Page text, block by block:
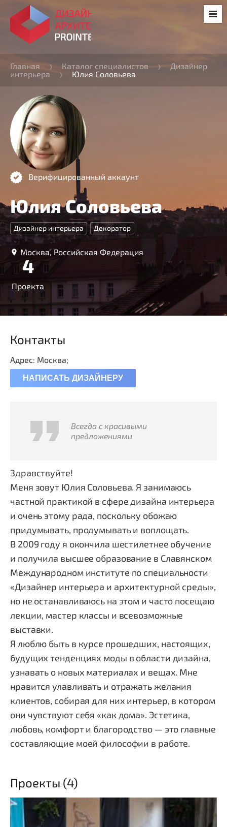
Главная Каталог специалистов
Дизайнер
интерьера
Юлия Соловьева
Верифицированный аккаунт
Юлия Соловьева
Дизайнер интерьера Декоратор
Москва, Российская Федерация
4
Проекта
Контакты
Адрес: Москва;
НАПИСАТЬ ДИЗАЙНЕРУ
Всегда с красивыми
предложениями
Здравствуйте!
Меня зовут Юлия Соловьева. Я занимаюсь
частной практикой в сфере дизайна интерьера
и очень этому рада, поскольку обожаю
придумывать, продумывать и воплощать.
В 2009 году я окончила шестилетнее обучение
и получила высшее образование в Cлавянском
Международном институте по специальности
«Дизайнер интерьера и архитектурной среды»,
но не останавливаюсь на этом и часто посещаю
лекции, мастер классы и всевозможные
выставки.
Я люблю быть в курсе прошедших, настоящих,
будущих тенденциях моды в области дизайна,
узнавать о новых материалах и вещах. Мне
нравится улавливать и отражать желания
клиентов, собирая для них интерьер, в котором
они чувствуют себя «как дома». Эстетика,
любовь, комфорт и благородство — это главные
составляющие моей философии в работе.
Проекты (4)